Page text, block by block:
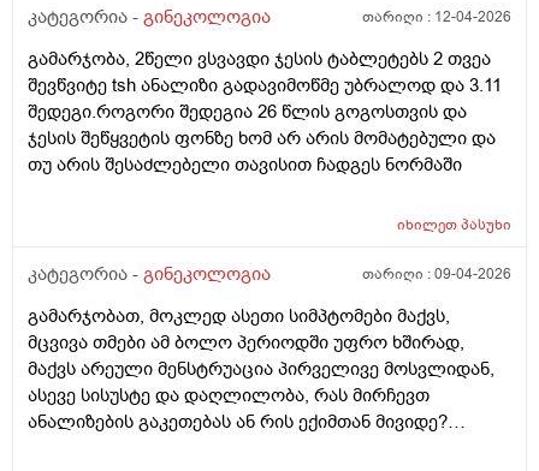
კატეგორია - გინეკოლოგია თარიღი : 12-04-2026
გამარჯობა, 2წელი ვსვავდი ჯესის ტაბლეტებს 2 თვეა
შევწვიტე tsh ანალიზი გადავიმოწმე უბრალოდ და 3.11
შედეგი.როგორი შედეგია 26 წლის გოგოსთვის და
ჯესის შეწყვეტის ფონზე ხომ არ არის მომატებული და
თუ არის შესაძლებელი თავისით ჩადგეს ნორმაში
იხილეთპასუხი
კატეგორია - გინეკოლოგია თარიღი :09-04-2026
გამარჯობათ, მოკლედ ასეთი სიმპტომები მაქვს,
მცვივა თმები ამ ბოლო პერიოდში უფრო ხშირად,
მაქვს არეული მენსტრუაცია პირველივე მოსვლიდან,
ასევე სისუსტე და დაღლილობა, რას მირჩევთ
ანალიზების გაკეთებას ან რის ექიმთან მივიდე?